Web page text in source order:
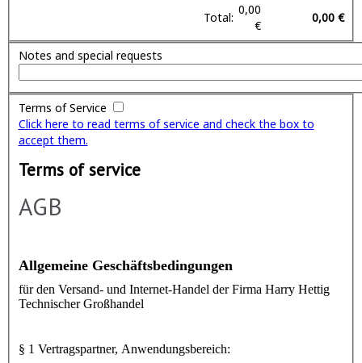
Total:
0,00
€
0,00 €
Notes and special requests
Terms of Service
Click here to read terms of service and check the box to
accept them.
Terms of service
AGB
Allgemeine Geschäftsbedingungen
für den Versand- und Internet-Handel der Firma Harry Hettig
Technischer Großhandel
§ 1 Vertragspartner, Anwendungsbereich: